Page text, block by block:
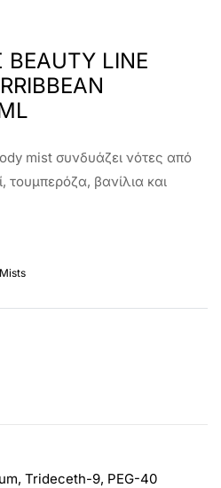
LINE
mist συνδυάζει νότες από
τουμπερόζα, βανίλια και
Trideceth-9, PEG-40